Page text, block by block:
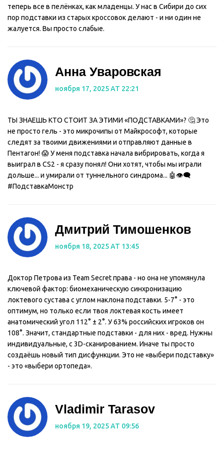
теперь все в пелёнках, как младенцы. У нас в Сибири до сих
пор подставки из старых кроссовок делают - и ни один не
жалуется. Вы просто слабые.
Анна Уваровская
ноября 17, 2025 AT 22:21
ТЫ ЗНАЕШЬ КТО СТОИТ ЗА ЭТИМИ «ПОДСТАВКАМИ»? 🤔 Это
не просто гель - это микрочипы от Майкрософт, которые
следят за твоими движениями и отправляют данные в
Пентагон! 😱 У меня подставка начала вибрировать, когда я
выиграл в CS2 - я сразу понял! Они хотят, чтобы мы играли
дольше... и умирали от туннельного синдрома... 🤖👁️‍🗨️
#ПодставкаМонстр
Дмитрий Тимошенков
ноября 18, 2025 AT 13:45
Доктор Петрова из Team Secret права - но она не упомянула
ключевой фактор: биомеханическую синхронизацию
локтевого сустава с углом наклона подставки. 5-7° - это
оптимум, но только если твоя локтевая кость имеет
анатомический угол 112° ± 2°. У 63% российских игроков он
108°. Значит, стандартные подставки - для них - вред. Нужны
индивидуальные, с 3D-сканированием. Иначе ты просто
создаёшь новый тип дисфункции. Это не «выбери подставку»
- это «выбери ортопеда».
Vladimir Tarasov
ноября 19, 2025 AT 09:56